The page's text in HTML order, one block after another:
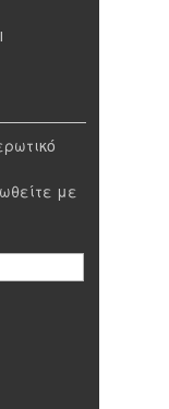
με